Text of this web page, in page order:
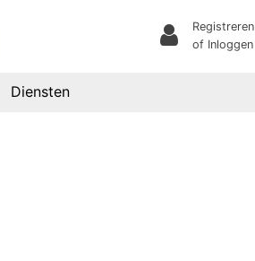
Registreren
of Inloggen
Diensten